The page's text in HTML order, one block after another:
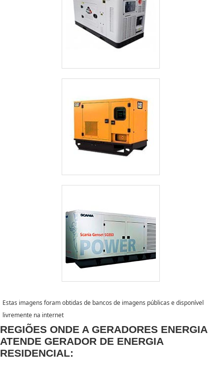
Estas imagens foram obtidas de bancos de imagens públicas e disponível
livremente na internet
REGIÕES ONDE A GERADORES ENERGIA
ATENDE GERADOR DE ENERGIA
RESIDENCIAL: